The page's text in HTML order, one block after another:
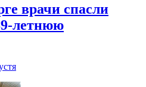
врачи спасли
летнюю